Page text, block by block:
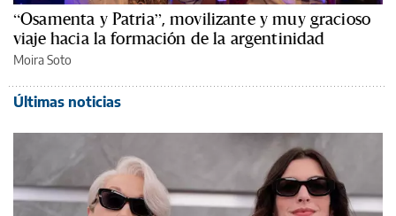
“Osamenta y Patria”, movilizante y muy gracioso
viaje hacia la formación de la argentinidad
Moira Soto
Últimas noticias